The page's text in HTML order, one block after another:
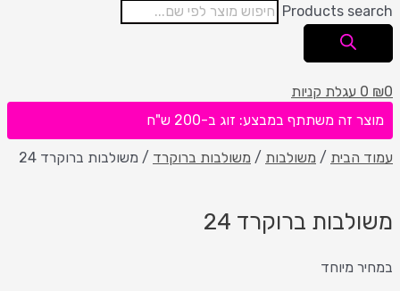
Products search
₪0
0 עגלת קניות
מוצר זה משתתף במבצע: זוג ב-200 ש"ח
עמוד הבית/משולבות/משולבות ברוקרד/ משולבות ברוקרד 24
משולבות ברוקרד 24
במחיר מיוחד